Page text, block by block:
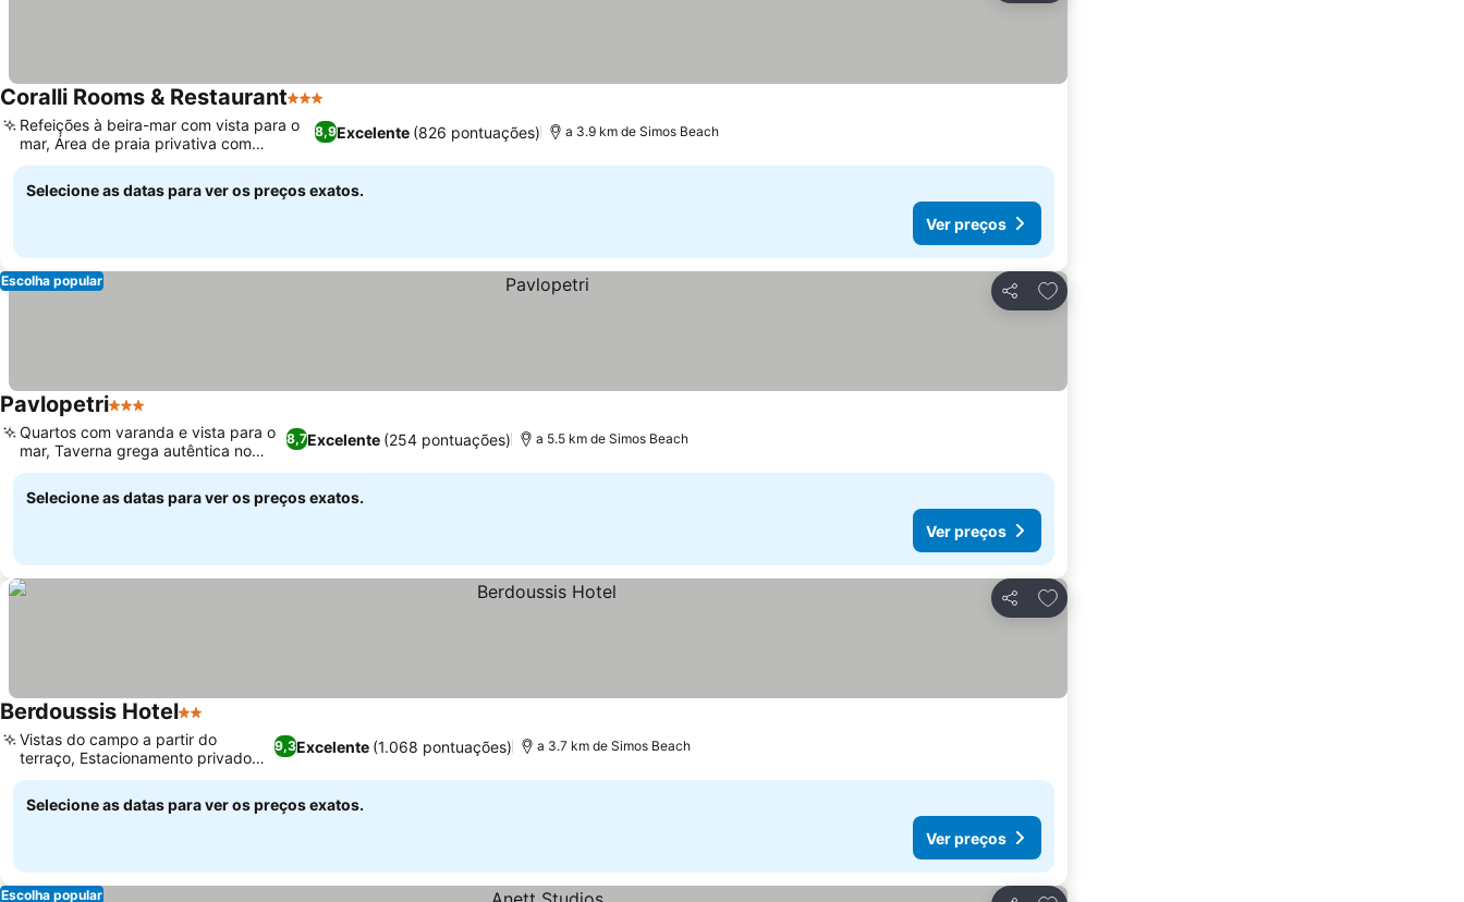
Coralli Rooms & Restaurant3 Estrelas
8,9Excelente (826 pontuações)
Refeições à beira-mar com vista para o
mar, Área de praia privativa com
comodidades
a 3.9 km de Simos Beach
Selecione as datas para ver os preços exatos.
Ver preços
Partilhar
Adicionar aos favoritos
Escolha popular
Pavlopetri3 Estrelas
8,7Excelente (254 pontuações)
Quartos com varanda e vista para o
mar, Taverna grega autêntica no
local
a 5.5 km de Simos Beach
Selecione as datas para ver os preços exatos.
Ver preços
Partilhar
Adicionar aos favoritos
Berdoussis Hotel2 Estrelas
9,3Excelente (1.068 pontuações)
Vistas do campo a partir do
terraço, Estacionamento privado
espaçoso
a 3.7 km de Simos Beach
Selecione as datas para ver os preços exatos.
Ver preços
Escolha popular